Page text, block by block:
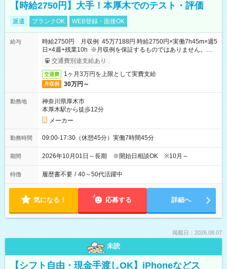
【時給2750円】大手！本厚木でのテスト・評価
派遣 ブランクOK WEB登録・面接OK
給与
時給2750円 月収例 45万7188円 時給2750円×実働7h45m×週5
日×4週+残業10h ※月収例を保証するものではありません。※給
与即受取りサービス利用可（利用条件有）
交通費別途支給あり
交通費 1ヶ月3万円を上限として実費支給
月収例 30万円～
勤務地
神奈川県厚木市
本厚木駅から徒歩12分
メーカー
勤務時間 09:00-17:30（休憩45分）実働7時間45分
期間 2026年10月01日～長期 ※開始日相談OK ※10月～
特徴 履歴書不要 / 40～50代活躍中
気になる！ 応募する 詳細へ
掲載日：2026.08.07
未読
【シフト自由・現金手渡しOK】iPhoneなどス